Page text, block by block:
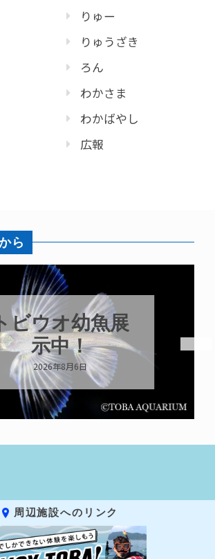
りゅー
りゅうざき
ろん
わかさま
わかばやし
広報
ら
これからもツ
ララらしく
2026年8月6日
周辺施設へのリンク